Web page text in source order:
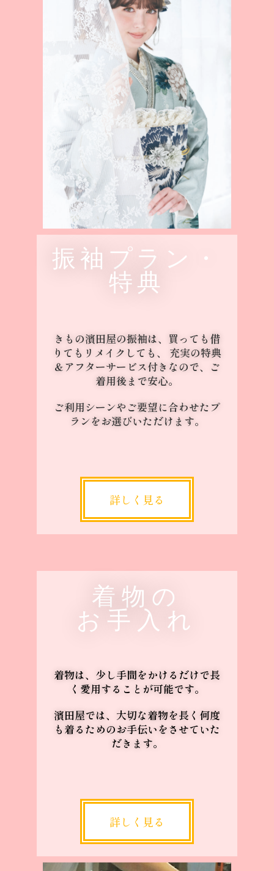
振袖プラン・
特典
きもの濱田屋の振袖は、買っても借
りてもリメイクしても、 充実の特典
＆アフターサービス付きなので、ご
着用後まで安心。
ご利用シーンやご要望に合わせたプ
ランをお選びいただけます。
詳しく見る
着物の
お手入れ
着物は、少し手間をかけるだけで長
く愛用することが可能です。
濱田屋では、大切な着物を長く何度
も着るためのお手伝いをさせていた
だきます。
詳しく見る